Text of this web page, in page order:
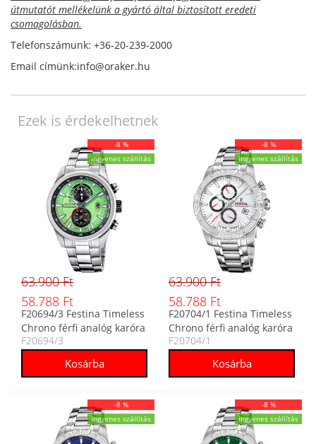
útmutatót mellékelünk a gyártó által biztosított eredeti
csomagolásban.
Telefonszámunk: +36-20-239-2000
Email címünk:info@oraker.hu
Ezek is érdekelhetnek
-8 %
ingyenes szállítás
63.900 Ft
58.788 Ft
F20694/3 Festina Timeless
Chrono férfi analóg karóra
F20694/3
-8 %
ingyenes szállítás
63.900 Ft
58.788 Ft
F20704/1 Festina Timeless
Chrono férfi analóg karóra
F20704/1
-8 %
ingyenes szállítás
-8 %
ingyenes szállítás